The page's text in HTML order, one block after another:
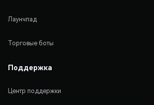
Лаунчпад
Торговые боты
Поддержка
Центр поддержки